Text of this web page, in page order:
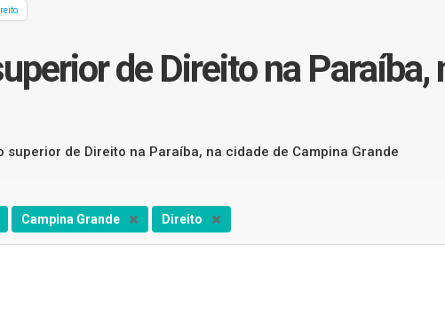
de Direito na Paraíba,
de Direito na Paraíba, na cidade de Campina Grande
Campina Grande Direito